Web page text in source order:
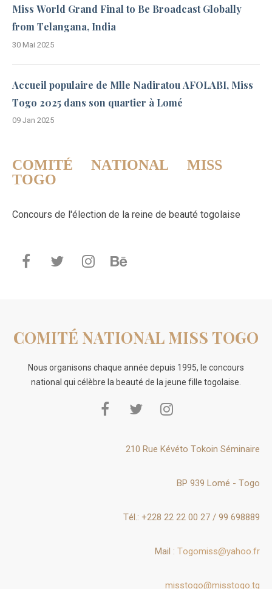
Miss World Grand Final to Be Broadcast Globally
from Telangana, India
30 Mai 2025
Accueil populaire de Mlle Nadiratou AFOLABI, Miss
Togo 2025 dans son quartier à Lomé
09 Jan 2025
COMITÉ NATIONAL MISS
TOGO
Concours de l'élection de la reine de beauté togolaise
COMITÉ NATIONAL MISS TOGO
Nous organisons chaque année depuis 1995, le concours
national qui célèbre la beauté de la jeune fille togolaise.
210 Rue Kévéto Tokoin Séminaire
BP 939 Lomé - Togo
Tél.: +228 22 22 00 27 / 99 698889
Mail : Togomiss@yahoo.fr
misstogo@misstogo.tg